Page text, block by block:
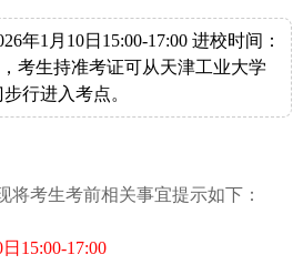
年1月10日15:00-17:00 进校时间：
考生持准考证可从天津工业大学
行进入考点。
将考生考前相关事宜提示如下：
日 15:00-17:00